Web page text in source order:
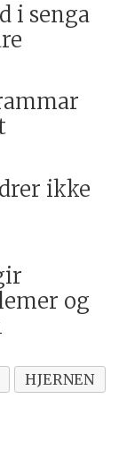
i senga
ikke
og
HJERNEN